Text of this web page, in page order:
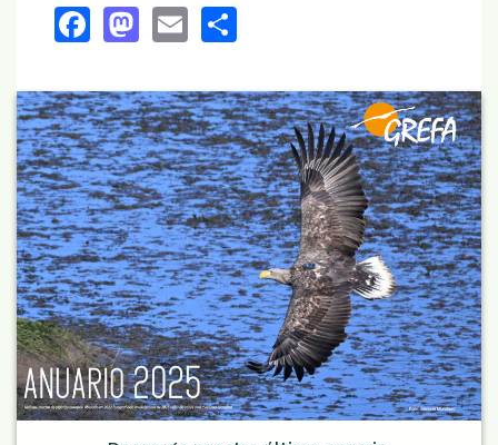
Facebook
Mastodon
Email